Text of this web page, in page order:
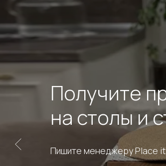
Получите
на столы и
Пишите менеджеру Place